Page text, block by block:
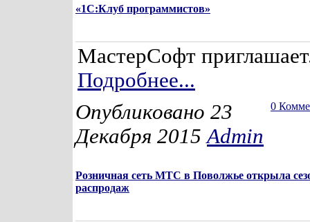
«1С:Клуб программистов»
МастерСофт
Подробнее...
0
Опубликовано 23
Декабря 2015Admin
Розничная сеть МТС в Поволжье открыла
распродаж